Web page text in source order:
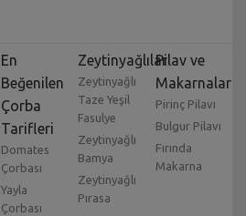
En
Beğenilen
Çorba
Tarifleri
Domates
Çorbası
Yayla
Çorbası
Zeytinyağlılar
Zeytinyağlı
Taze Yeşil
Fasulye
Zeytinyağlı
Bamya
Zeytinyağlı
Pırasa
Pilav ve
Makarnalar
Pirinç Pilavı
Bulgur Pilavı
Fırında
Makarna